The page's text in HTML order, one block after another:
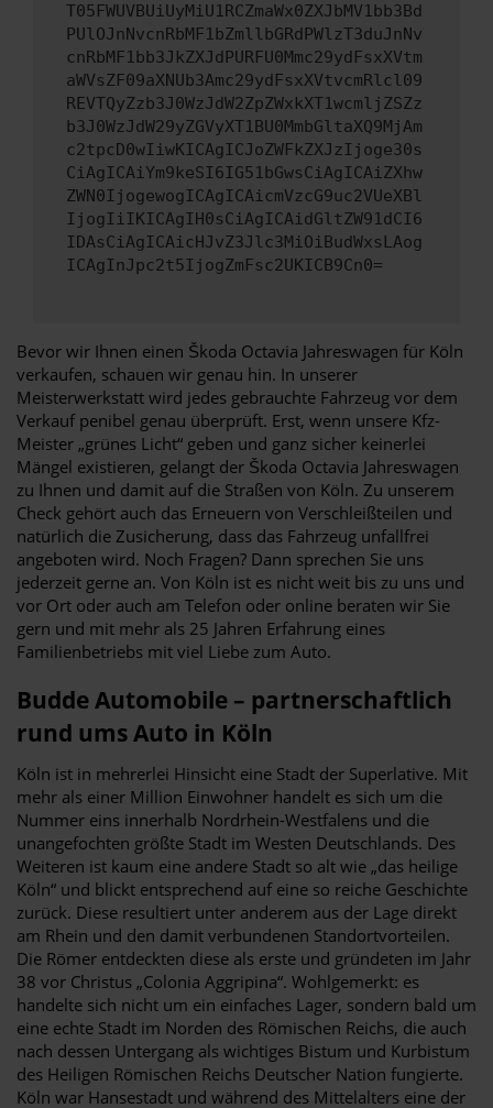
T05FWUVBUiUyMiU1RCZmaWx0ZXJbMV1bb3Bd
PUlOJnNvcnRbMF1bZmllbGRdPWlzT3duJnNv
cnRbMF1bb3JkZXJdPURFU0Mmc29ydFsxXVtm
aWVsZF09aXNUb3Amc29ydFsxXVtvcmRlcl09
REVTQyZzb3J0WzJdW2ZpZWxkXT1wcmljZSZz
b3J0WzJdW29yZGVyXT1BU0MmbGltaXQ9MjAm
c2tpcD0wIiwKICAgICJoZWFkZXJzIjoge30s
CiAgICAiYm9keSI6IG51bGwsCiAgICAiZXhw
ZWN0IjogewogICAgICAicmVzcG9uc2VUeXBl
IjogIiIKICAgIH0sCiAgICAidGltZW91dCI6
IDAsCiAgICAicHJvZ3Jlc3MiOiBudWxsLAog
ICAgInJpc2t5IjogZmFsc2UKICB9Cn0=
Bevor wir Ihnen einen Škoda Octavia Jahreswagen für Köln
verkaufen, schauen wir genau hin. In unserer
Meisterwerkstatt wird jedes gebrauchte Fahrzeug vor dem
Verkauf penibel genau überprüft. Erst, wenn unsere Kfz-
Meister „grünes Licht“ geben und ganz sicher keinerlei
Mängel existieren, gelangt der Škoda Octavia Jahreswagen
zu Ihnen und damit auf die Straßen von Köln. Zu unserem
Check gehört auch das Erneuern von Verschleißteilen und
natürlich die Zusicherung, dass das Fahrzeug unfallfrei
angeboten wird. Noch Fragen? Dann sprechen Sie uns
jederzeit gerne an. Von Köln ist es nicht weit bis zu uns und
vor Ort oder auch am Telefon oder online beraten wir Sie
gern und mit mehr als 25 Jahren Erfahrung eines
Familienbetriebs mit viel Liebe zum Auto.
Budde Automobile – partnerschaftlich
rund ums Auto in Köln
Köln ist in mehrerlei Hinsicht eine Stadt der Superlative. Mit
mehr als einer Million Einwohner handelt es sich um die
Nummer eins innerhalb Nordrhein-Westfalens und die
unangefochten größte Stadt im Westen Deutschlands. Des
Weiteren ist kaum eine andere Stadt so alt wie „das heilige
Köln“ und blickt entsprechend auf eine so reiche Geschichte
zurück. Diese resultiert unter anderem aus der Lage direkt
am Rhein und den damit verbundenen Standortvorteilen.
Die Römer entdeckten diese als erste und gründeten im Jahr
38 vor Christus „Colonia Aggripina“. Wohlgemerkt: es
handelte sich nicht um ein einfaches Lager, sondern bald um
eine echte Stadt im Norden des Römischen Reichs, die auch
nach dessen Untergang als wichtiges Bistum und Kurbistum
des Heiligen Römischen Reichs Deutscher Nation fungierte.
Köln war Hansestadt und während des Mittelalters eine der